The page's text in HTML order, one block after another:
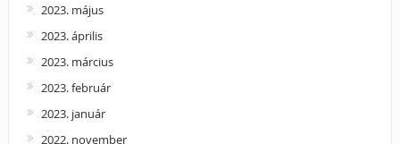
2023. május
2023. április
2023. március
2023. február
2023. január
2022. november